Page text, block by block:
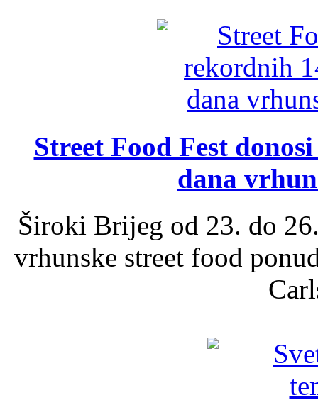
Street Food Fest
dana
Široki Brijeg od 23. do
vrhunske street food